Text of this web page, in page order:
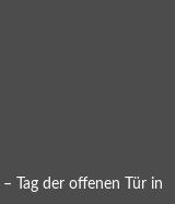
Tag der offenen Tür in